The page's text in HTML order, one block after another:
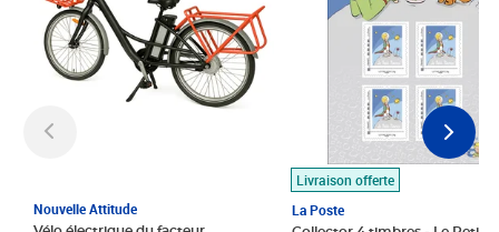
Nouvelle Attitude
Livraison offerte
La Poste